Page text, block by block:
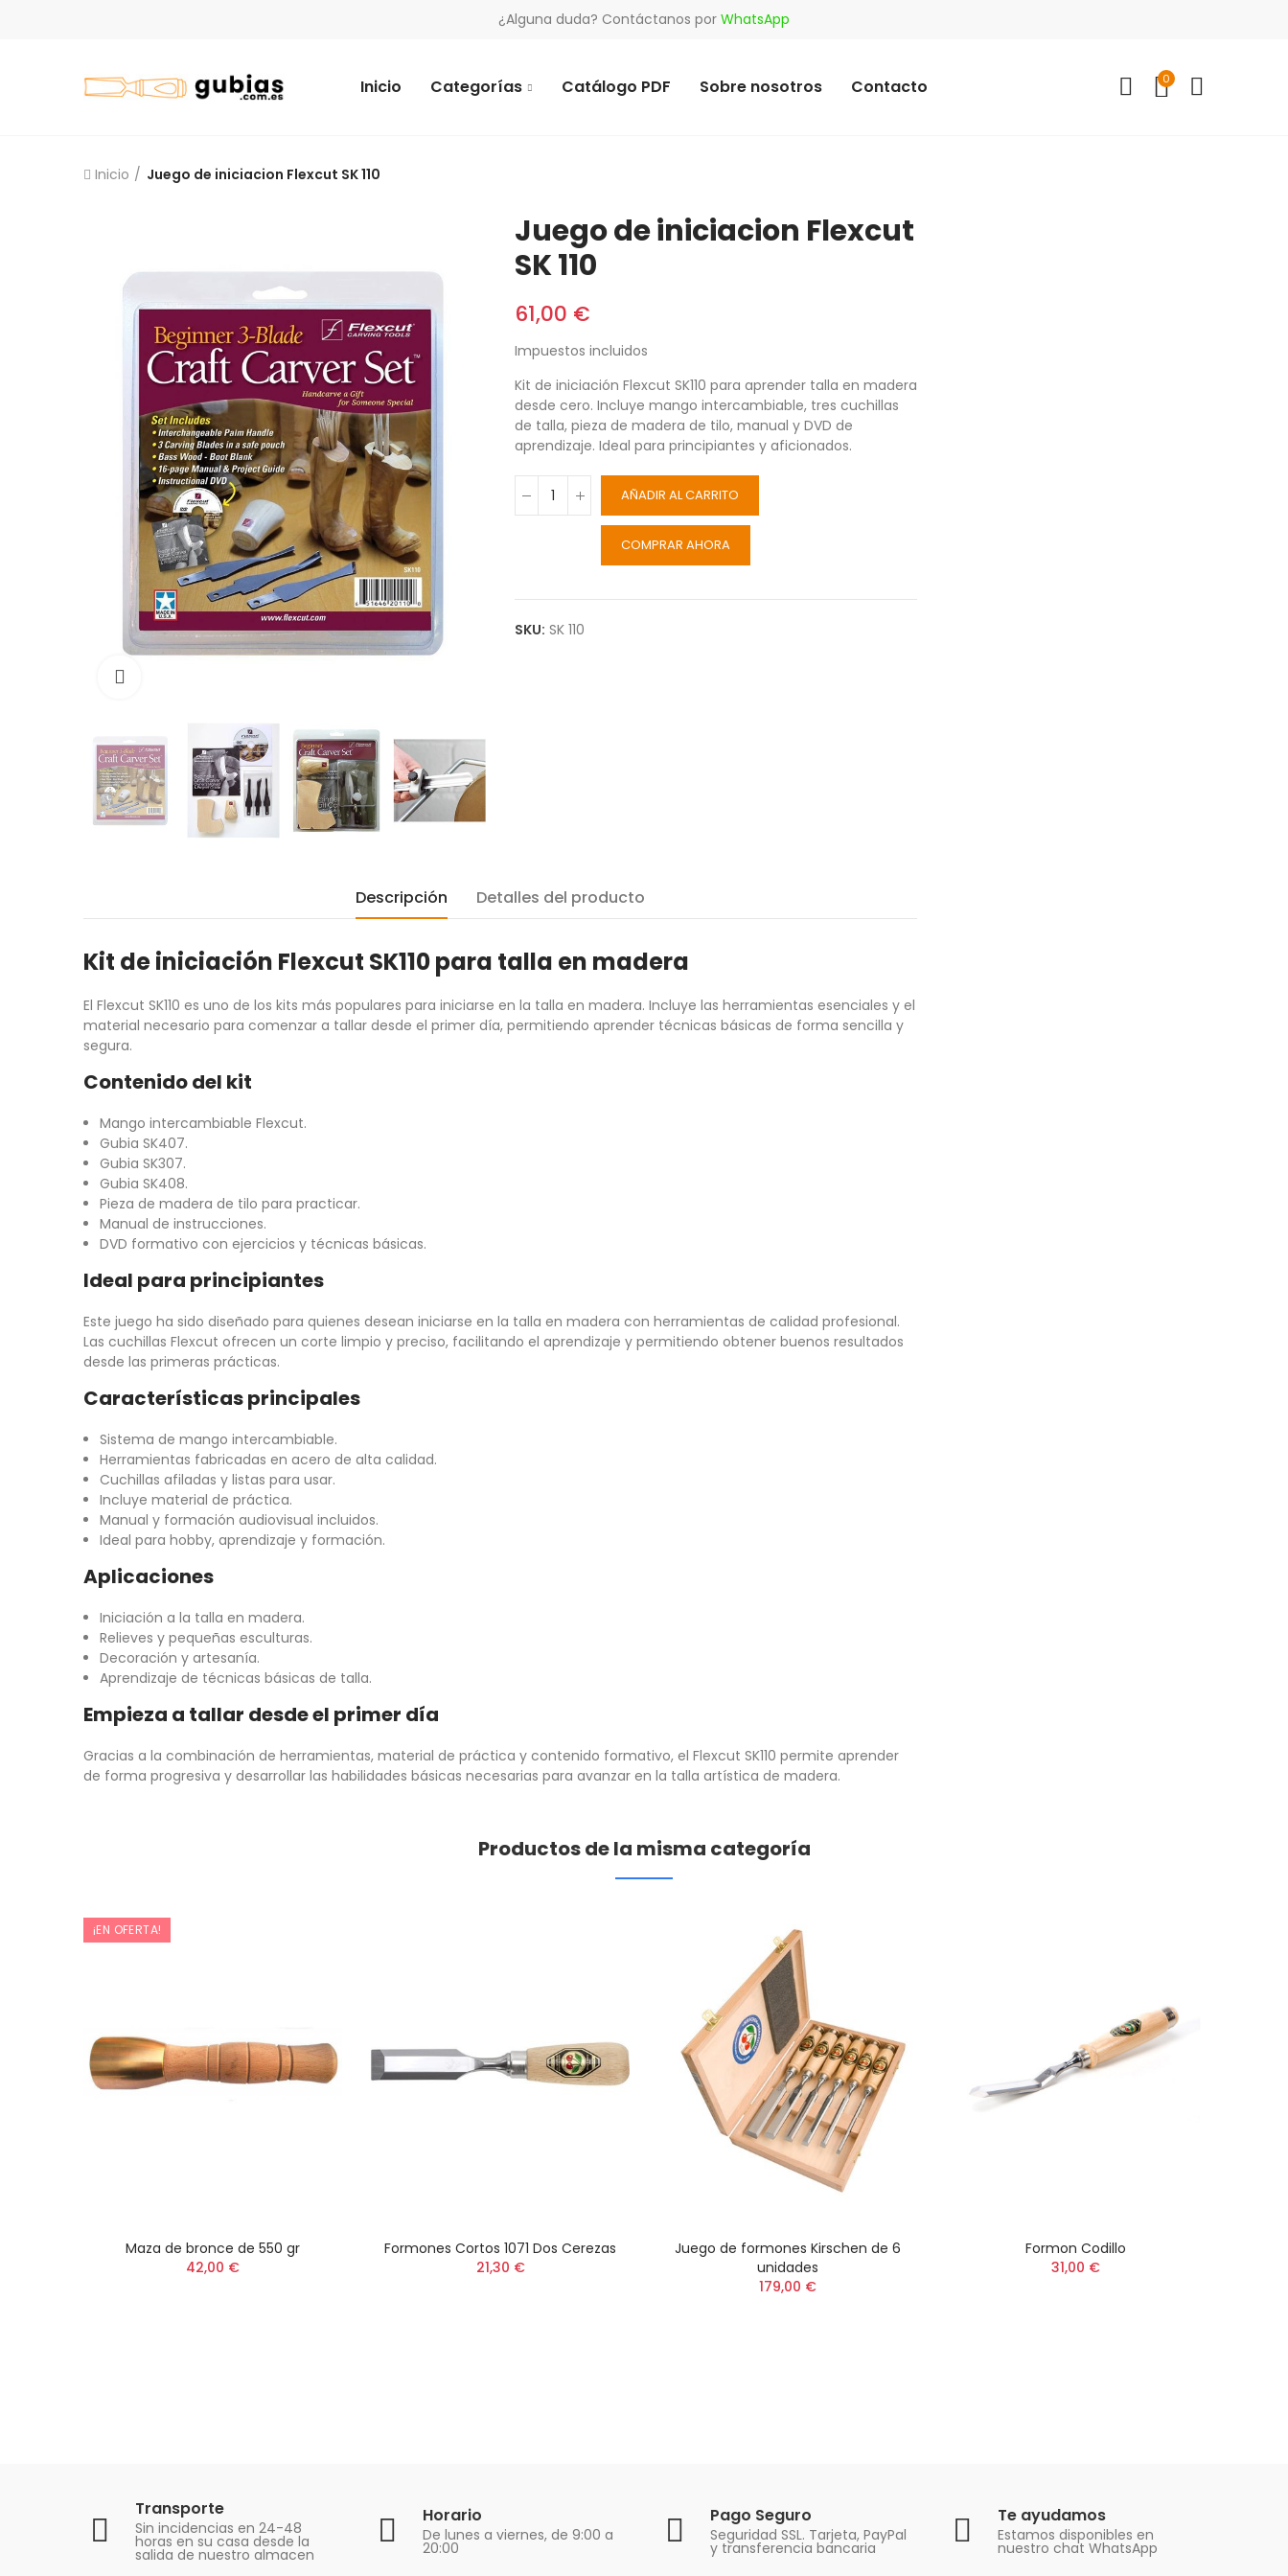
¿Alguna duda? Contáctanos por WhatsApp
Inicio Categorías Catálogo PDF Sobre nosotros Contacto 0
Inicio Juego de iniciacion Flexcut SK 110
Juego de iniciacion Flexcut
SK 110
61,00 €
Impuestos incluidos
Kit de iniciación Flexcut SK110 para aprender talla en madera
desde cero. Incluye mango intercambiable, tres cuchillas
de talla, pieza de madera de tilo, manual y DVD de
aprendizaje. Ideal para principiantes y aficionados.
AÑADIR AL CARRITO
COMPRAR AHORA
SKU: SK 110
Descripción Detalles del producto
Kit de iniciación Flexcut SK110 para talla en madera
El Flexcut SK110 es uno de los kits más populares para iniciarse en la talla en madera. Incluye las herramientas esenciales y el
material necesario para comenzar a tallar desde el primer día, permitiendo aprender técnicas básicas de forma sencilla y
segura.
Contenido del kit
Mango intercambiable Flexcut.
Gubia SK407.
Gubia SK307.
Gubia SK408.
Pieza de madera de tilo para practicar.
Manual de instrucciones.
DVD formativo con ejercicios y técnicas básicas.
Ideal para principiantes
Este juego ha sido diseñado para quienes desean iniciarse en la talla en madera con herramientas de calidad profesional.
Las cuchillas Flexcut ofrecen un corte limpio y preciso, facilitando el aprendizaje y permitiendo obtener buenos resultados
desde las primeras prácticas.
Características principales
Sistema de mango intercambiable.
Herramientas fabricadas en acero de alta calidad.
Cuchillas afiladas y listas para usar.
Incluye material de práctica.
Manual y formación audiovisual incluidos.
Ideal para hobby, aprendizaje y formación.
Aplicaciones
Iniciación a la talla en madera.
Relieves y pequeñas esculturas.
Decoración y artesanía.
Aprendizaje de técnicas básicas de talla.
Empieza a tallar desde el primer día
Gracias a la combinación de herramientas, material de práctica y contenido formativo, el Flexcut SK110 permite aprender
de forma progresiva y desarrollar las habilidades básicas necesarias para avanzar en la talla artística de madera.
Productos de la misma categoría
¡EN OFERTA!
Maza de bronce de 550 gr
42,00 €
Formones Cortos 1071 Dos Cerezas
21,30 €
Juego de formones Kirschen de 6
unidades
179,00 €
Formon Codillo
31,00 €
Transporte
Sin incidencias en 24-48
horas en su casa desde la
salida de nuestro almacen
Horario
De lunes a viernes, de 9:00 a
20:00
Pago Seguro
Seguridad SSL. Tarjeta, PayPal
y transferencia bancaria
Te ayudamos
Estamos disponibles en
nuestro chat WhatsApp